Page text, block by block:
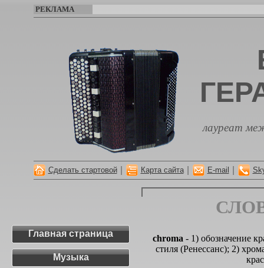
РЕКЛАМА
лауреат
Сделать стартовой Карта сайта E-mail
Главная страница
Музыка
chroma - 1) обозначение
стиля (Ренессанс); 2)